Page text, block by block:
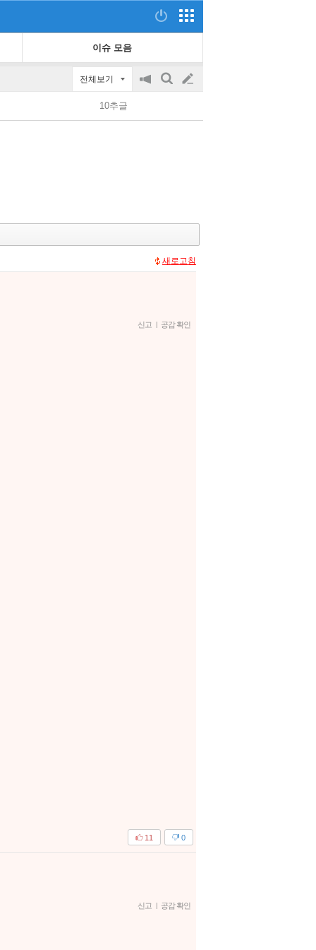
이슈 모음
전체보기
공
on/off
검
글
쓰
10추글
새로고침
신고 | 공감 확인
0
11
신고 | 공감 확인